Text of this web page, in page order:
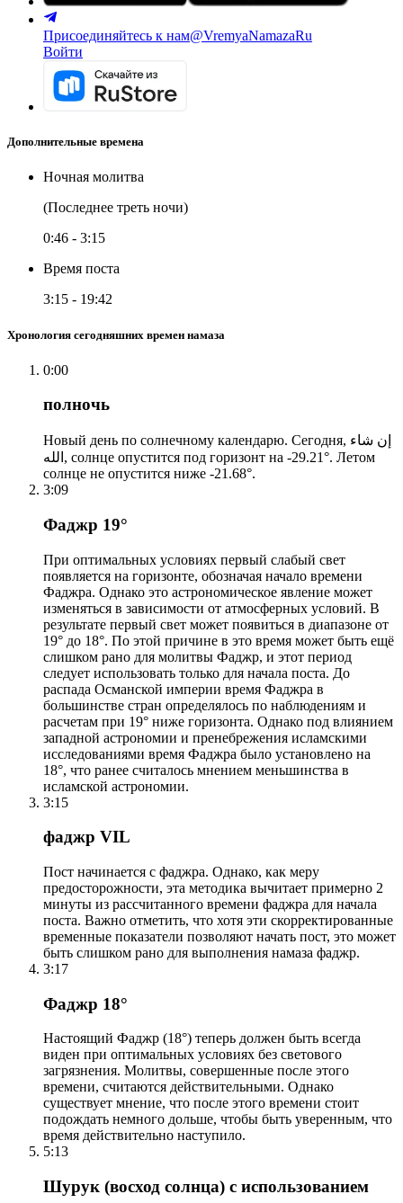
Присоединяйтесь к нам@VremyaNamazaRu
Войти
Дополнительные времена
Ночная молитва
(Последнее треть ночи)
0:46 - 3:15
Время поста
3:15 - 19:42
Хронология сегодняшних времен намаза
0:00
полночь
Новый день по солнечному календарю. Сегодня, إن شاء
الله, солнце опустится под горизонт на -29.21°. Летом
солнце не опустится ниже -21.68°.
3:09
Фаджр 19°
При оптимальных условиях первый слабый свет
появляется на горизонте, обозначая начало времени
Фаджра. Однако это астрономическое явление может
изменяться в зависимости от атмосферных условий. В
результате первый свет может появиться в диапазоне от
19° до 18°. По этой причине в это время может быть ещё
слишком рано для молитвы Фаджр, и этот период
следует использовать только для начала поста. До
распада Османской империи время Фаджра в
большинстве стран определялось по наблюдениям и
расчетам при 19° ниже горизонта. Однако под влиянием
западной астрономии и пренебрежения исламскими
исследованиями время Фаджра было установлено на
18°, что ранее считалось мнением меньшинства в
исламской астрономии.
3:15
фаджр VIL
Пост начинается с фаджра. Однако, как меру
предосторожности, эта методика вычитает примерно 2
минуты из рассчитанного времени фаджра для начала
поста. Важно отметить, что хотя эти скорректированные
временные показатели позволяют начать пост, это может
быть слишком рано для выполнения намаза фаджр.
3:17
Фаджр 18°
Настоящий Фаджр (18°) теперь должен быть всегда
виден при оптимальных условиях без светового
загрязнения. Молитвы, совершенные после этого
времени, считаются действительными. Однако
существует мнение, что после этого времени стоит
подождать немного дольше, чтобы быть уверенным, что
время действительно наступило.
5:13
Шурук (восход солнца) с использованием